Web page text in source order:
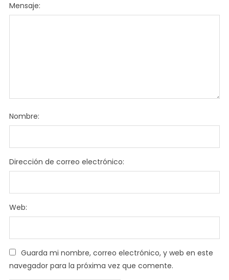
Mensaje:
Nombre:
Dirección de correo electrónico:
Web:
Guarda mi nombre, correo electrónico, y web en este
navegador para la próxima vez que comente.